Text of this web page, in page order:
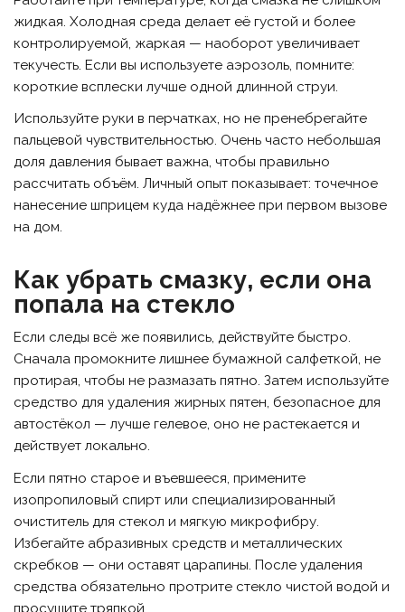
жидкая. Холодная среда делает её густой и более
контролируемой, жаркая — наоборот увеличивает
текучесть. Если вы используете аэрозоль, помните:
короткие всплески лучше одной длинной струи.
Используйте руки в перчатках, но не пренебрегайте
пальцевой чувствительностью. Очень часто небольшая
доля давления бывает важна, чтобы правильно
рассчитать объём. Личный опыт показывает: точечное
нанесение шприцем куда надёжнее при первом вызове
на дом.
Как убрать смазку, если она
попала на стекло
Если следы всё же появились, действуйте быстро.
Сначала промокните лишнее бумажной салфеткой, не
протирая, чтобы не размазать пятно. Затем используйте
средство для удаления жирных пятен, безопасное для
автостёкол — лучше гелевое, оно не растекается и
действует локально.
Если пятно старое и въевшееся, примените
изопропиловый спирт или специализированный
очиститель для стекол и мягкую микрофибру.
Избегайте абразивных средств и металлических
скребков — они оставят царапины. После удаления
средства обязательно протрите стекло чистой водой и
просушите тряпкой.